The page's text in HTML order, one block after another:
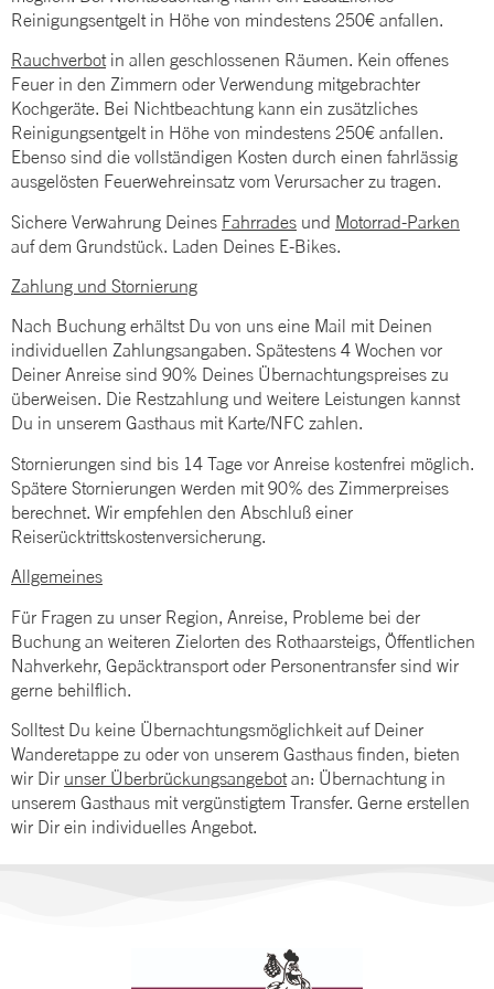
Reinigungsentgelt in Höhe von mindestens 250€ anfallen.
Rauchverbotin allen geschlossenen Räumen. Kein offenes
Feuer in den Zimmern oder Verwendung mitgebrachter
Kochgeräte. Bei Nichtbeachtung kann ein zusätzliches
Reinigungsentgelt in Höhe von mindestens 250€ anfallen.
Ebenso sind die vollständigen Kosten durch einen fahrlässig
ausgelösten Feuerwehreinsatz vom Verursacher zu tragen.
Sichere Verwahrung Deines Fahrrades und Motorrad-Parken
auf dem Grundstück. Laden Deines E-Bikes.
Zahlung und Stornierung
Nach Buchung erhältst Du von uns eine Mail mit Deinen
individuellen Zahlungsangaben. Spätestens 4 Wochen vor
Deiner Anreise sind 90% Deines Übernachtungspreises zu
überweisen. Die Restzahlung und weitere Leistungen kannst
Du in unserem Gasthaus mit Karte/NFC zahlen.
Stornierungen sind bis 14 Tage vor Anreise kostenfrei möglich.
Spätere Stornierungen werden mit 90% des Zimmerpreises
berechnet. Wir empfehlen den Abschluß einer
Reiserücktrittskostenversicherung.
Allgemeines
Für Fragen zu unser Region, Anreise, Probleme bei der
Buchung an weiteren Zielorten des Rothaarsteigs, Öffentlichen
Nahverkehr, Gepäcktransport oder Personentransfer sind wir
gerne behilflich.
Solltest Du keine Übernachtungsmöglichkeit auf Deiner
Wanderetappe zu oder von unserem Gasthaus finden, bieten
wir Dir unser Überbrückungsangebotan: Übernachtung in
unserem Gasthaus mit vergünstigtem Transfer. Gerne erstellen
wir Dir ein individuelles Angebot.